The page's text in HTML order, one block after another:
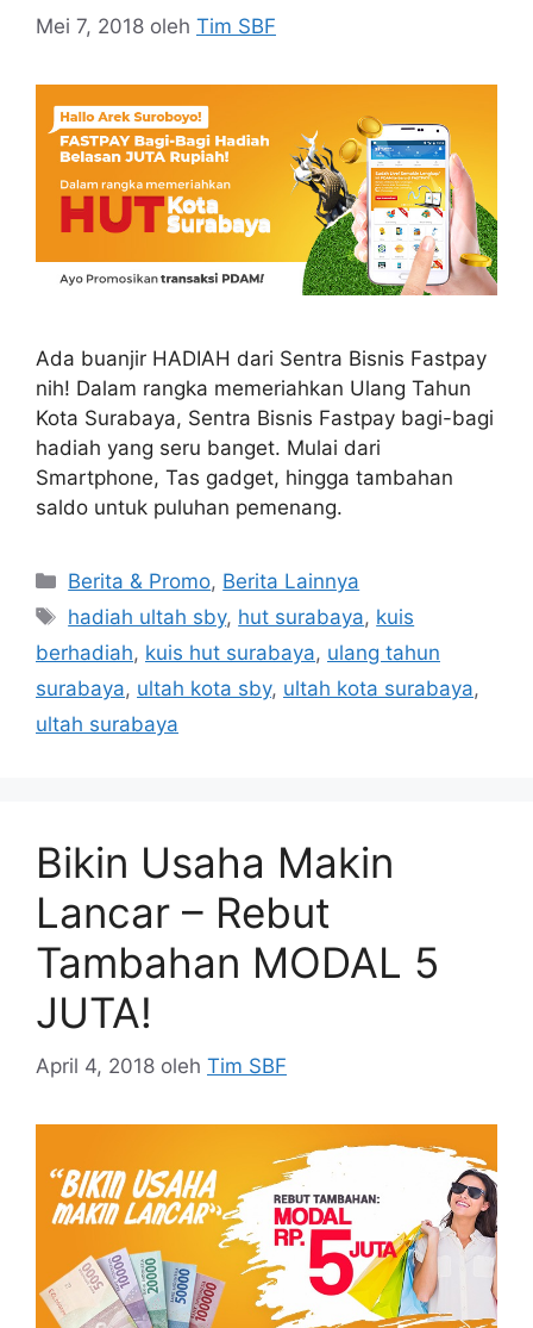
Mei 7, 2018 oleh Tim SBF
Ada buanjir HADIAH dari Sentra Bisnis Fastpay
nih! Dalam rangka memeriahkan Ulang Tahun
Kota Surabaya, Sentra Bisnis Fastpay bagi-bagi
hadiah yang seru banget. Mulai dari
Smartphone, Tas gadget, hingga tambahan
saldo untuk puluhan pemenang.
Berita & Promo, Berita Lainnya
hadiah ultah sby, hut surabaya, kuis
berhadiah, kuis hut surabaya, ulang tahun
surabaya, ultah kota sby, ultah kota surabaya,
ultah surabaya
Bikin Usaha Makin
Lancar – Rebut
Tambahan MODAL 5
JUTA!
April 4, 2018 oleh Tim SBF